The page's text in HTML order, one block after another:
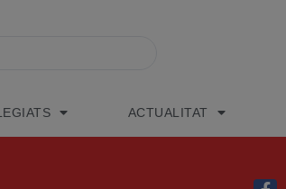
ACTUALITAT